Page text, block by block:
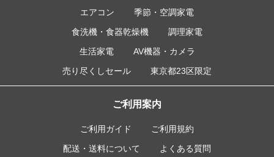
エアコン
季節・空調家電
食洗機・食器乾燥機
調理家電
生活家電
AV機器・カメラ
売り尽くしセール
東京都23区限定
ご利用案内
ご利用ガイド
ご利用規約
配送・送料について
よくある質問